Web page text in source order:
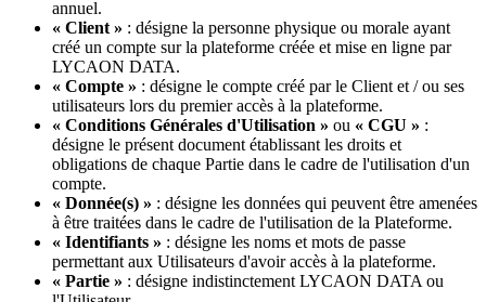
annuel.
« Client » : désigne la personne physique ou morale ayant
créé un compte sur la plateforme créée et mise en ligne par
LYCAON DATA.
« Compte » : désigne le compte créé par le Client et / ou ses
utilisateurs lors du premier accès à la plateforme.
« Conditions Générales d'Utilisation » ou « CGU » :
désigne le présent document établissant les droits et
obligations de chaque Partie dans le cadre de l'utilisation d'un
compte.
« Donnée(s) » : désigne les données qui peuvent être amenées
à être traitées dans le cadre de l'utilisation de la Plateforme.
« Identifiants » : désigne les noms et mots de passe
permettant aux Utilisateurs d'avoir accès à la plateforme.
« Partie » : désigne indistinctement LYCAON DATA ou